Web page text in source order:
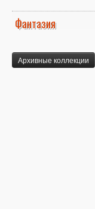
Фантазия
Архивные коллекции